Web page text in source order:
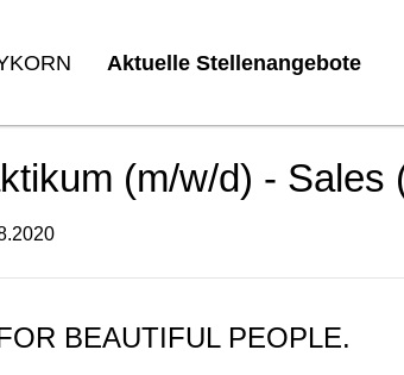
Aktuelle Stellenangebote
(m/w/d) - Sales
BEAUTIFUL PEOPLE.